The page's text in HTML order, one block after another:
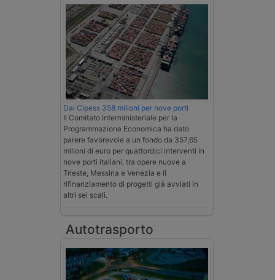
Dal Cipess 358 milioni per nove porti
Il Comitato Interministeriale per la
Programmazione Economica ha dato
parere favorevole a un fondo da 357,65
milioni di euro per quattordici interventi in
nove porti italiani, tra opere nuove a
Trieste, Messina e Venezia e il
rifinanziamento di progetti già avviati in
altri sei scali.
Autotrasporto